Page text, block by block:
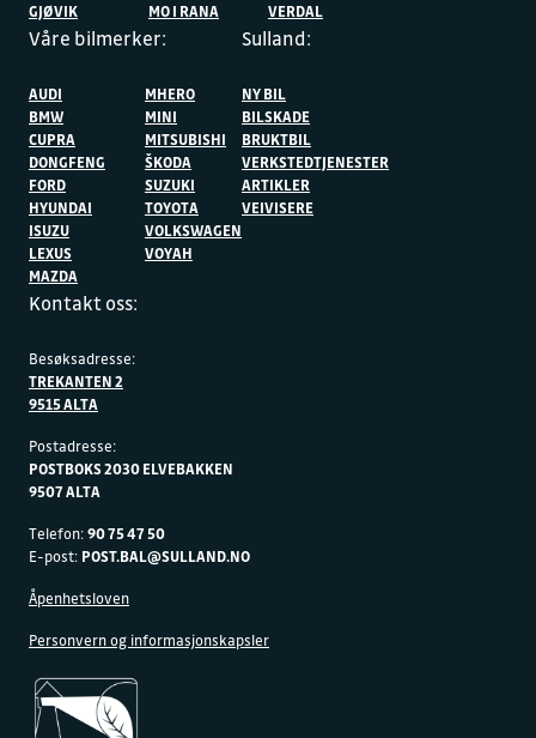
GJØVIK
MO I RANA
VERDAL
Våre bilmerker:
AUDI
BMW
CUPRA
DONGFENG
FORD
HYUNDAI
ISUZU
LEXUS
MAZDA
MHERO
MINI
MITSUBISHI
ŠKODA
SUZUKI
TOYOTA
VOLKSWAGEN
VOYAH
Sulland:
NY BIL
BILSKADE
BRUKTBIL
VERKSTEDTJENESTER
ARTIKLER
VEIVISERE
Kontakt oss:
Besøksadresse:
TREKANTEN 2
9515 ALTA
Postadresse:
POSTBOKS 2030 ELVEBAKKEN
9507 ALTA
Telefon:90 75 47 50
E-post: POST.BAL@SULLAND.NO
Åpenhetsloven
Personvern og informasjonskapsler